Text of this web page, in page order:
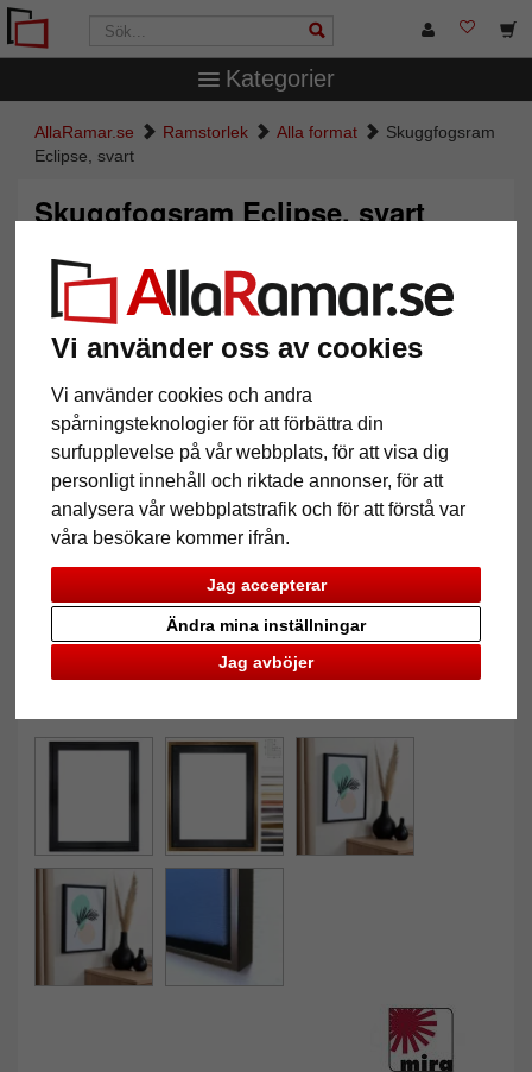
Vi använder oss av cookies
Vi använder cookies och andra
spårningsteknologier för att förbättra din
surfupplevelse på vår webbplats, för att visa dig
personligt innehåll och riktade annonser, för att
analysera vår webbplatstrafik och för att förstå var
våra besökare kommer ifrån.
Jag accepterar
Jag avböjer
Ändra mina inställningar
Kategorier
AllaRamar.se Ramstorlek Alla format
Skuggfogsram
Eclipse, svart
Skuggfogsram Eclipse, svart
Tillbaka